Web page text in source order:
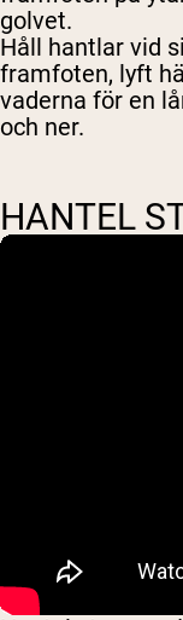
golvet.
Håll hantlar vid
framfoten, lyft
vaderna för en
och ner.
HANTEL